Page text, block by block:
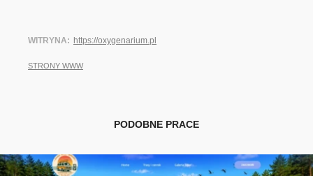
WITRYNA https://oxygenarium.pl
STRONY WWW
PODOBNE PRACE